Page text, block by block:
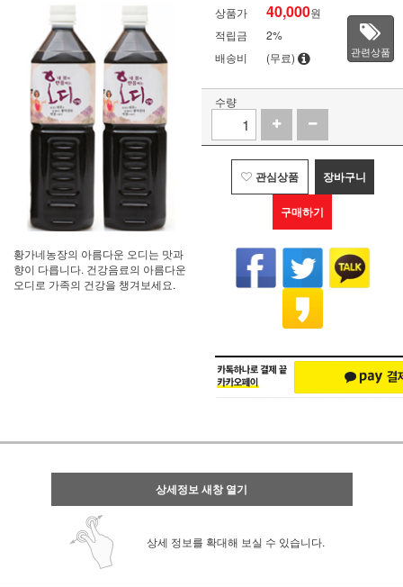
황가네농장의 아름다운 오디는 맛과
향이 다릅니다. 건강음료의 아름다운
오디로 가족의 건강을 챙겨보세요.
상품가 40,000원
적립금
2%
배송비
(무료) 관련상품
수량
관심상품 장바구니
구매하기
상세정보 새창 열기
상세 정보를 확대해 보실 수 있습니다.